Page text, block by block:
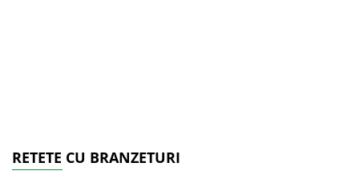
RETETE CU BRANZETURI